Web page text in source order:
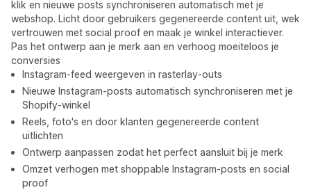
klik en nieuwe posts synchroniseren automatisch met je
webshop. Licht door gebruikers gegenereerde content uit, wek
vertrouwen met social proof en maak je winkel interactiever.
Pas het ontwerp aan je merk aan en verhoog moeiteloos je
conversies
Instagram-feed weergeven in rasterlay-outs
Nieuwe Instagram-posts automatisch synchroniseren met je
Shopify-winkel
Reels, foto's en door klanten gegenereerde content
uitlichten
Ontwerp aanpassen zodat het perfect aansluit bij je merk
Omzet verhogen met shoppable Instagram-posts en social
proof